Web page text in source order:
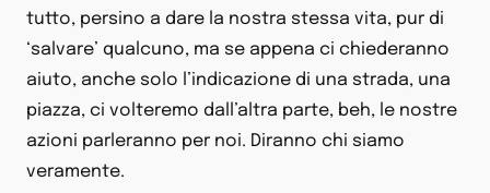
tutto, persino a dare la nostra stessa vita, pur di
‘salvare’ qualcuno, ma se appena ci chiederanno
aiuto, anche solo l’indicazione di una strada, una
piazza, ci volteremo dall’altra parte, beh, le nostre
azioni parleranno per noi. Diranno chi siamo
veramente.